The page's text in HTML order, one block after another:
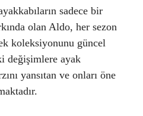
sadece bir
olan Aldo, her sezon
koleksiyonunu güncel
değişimlere ayak
yansıtan ve onları öne